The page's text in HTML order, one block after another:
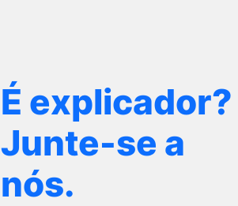
É explicador?
Junte-se a
nós.